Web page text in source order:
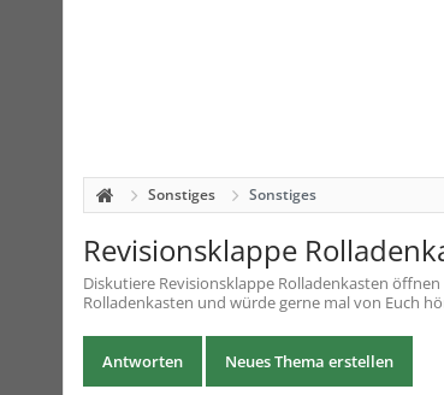
Sonstiges Sonstiges
Revisionsklappe
Diskutiere Revisionsklappe Rolladenkasten öffnen
Rolladenkasten und würde gerne mal von Euch
Antworten Neues Thema erstellen